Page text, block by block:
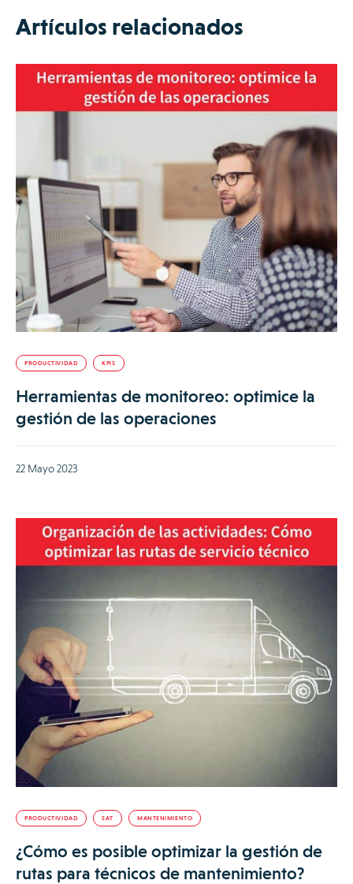
Artículos relacionados
PRODUCTIVIDAD KPIS
Herramientas de monitoreo: optimice la
gestión de las operaciones
22 Mayo 2023
PRODUCTIVIDAD SAT MANTENIMIENTO
¿Cómo es posible optimizar la gestión de
rutas para técnicos de mantenimiento?